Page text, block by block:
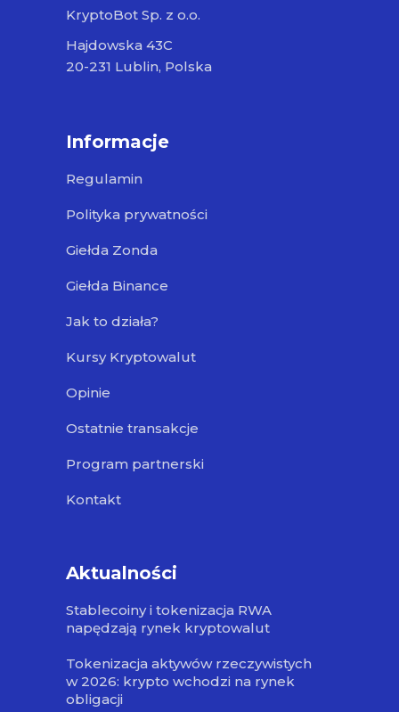
KryptoBot Sp. z o.o.
Hajdowska 43C
20-231 Lublin, Polska
Informacje
Regulamin
Polityka prywatności
Giełda Zonda
Giełda Binance
Jak to działa?
Kursy Kryptowalut
Opinie
Ostatnie transakcje
Program partnerski
Kontakt
Aktualności
Stablecoiny i tokenizacja RWA
napędzają rynek kryptowalut
Tokenizacja aktywów rzeczywistych
w 2026: krypto wchodzi na rynek
obligacji